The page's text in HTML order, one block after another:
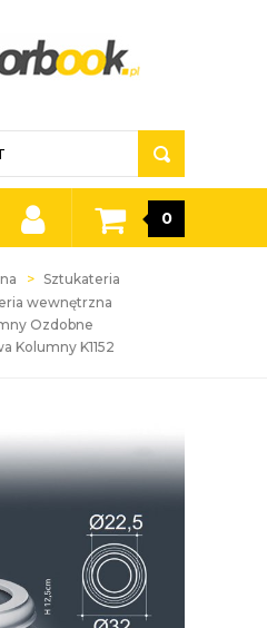
0
Sztukateria
wewnętrzna
Ozdobne
Kolumny K1152